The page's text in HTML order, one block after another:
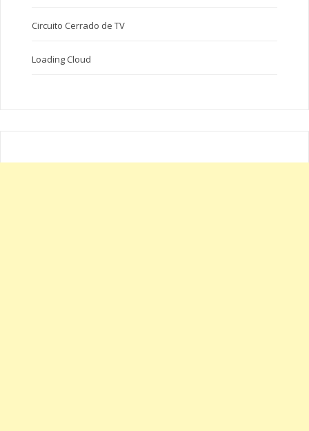
Circuito Cerrado de TV
Loading Cloud